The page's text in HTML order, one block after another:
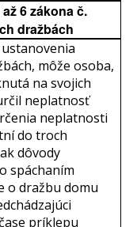
6 zákona č.
dražbách
môže osoba,
na svojich
neplatnosť
neplatnosti
do troch
dôvody
spáchaním
o dražbu domu
príklepu